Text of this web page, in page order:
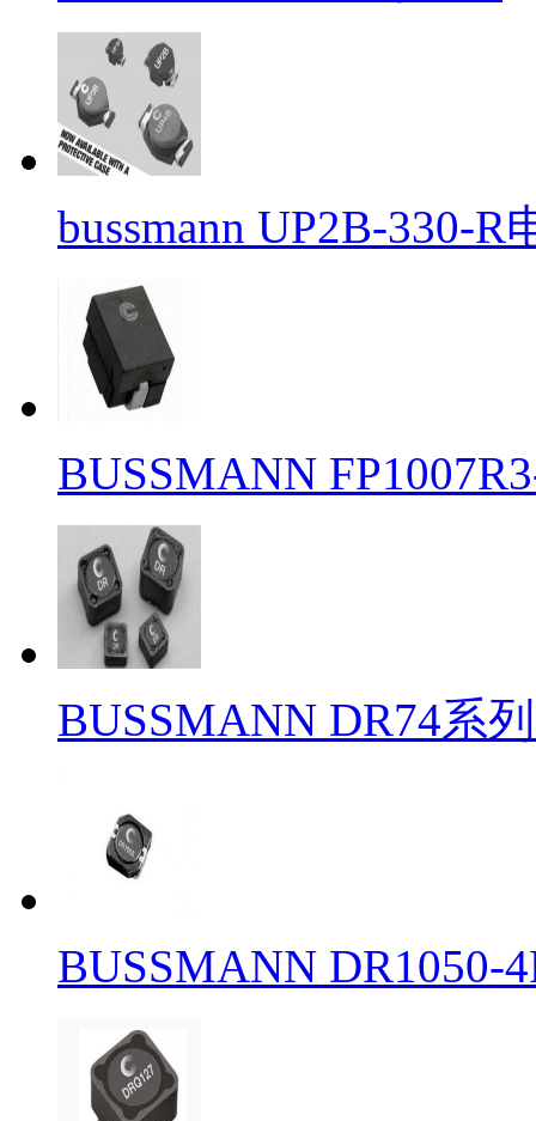
bussmann UP2B-330-R
BUSSMANN
BUSSMANN DR74系
BUSSMANN DR1050-